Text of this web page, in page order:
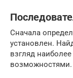
Сначала
установлен.
взгляд
возможностями.